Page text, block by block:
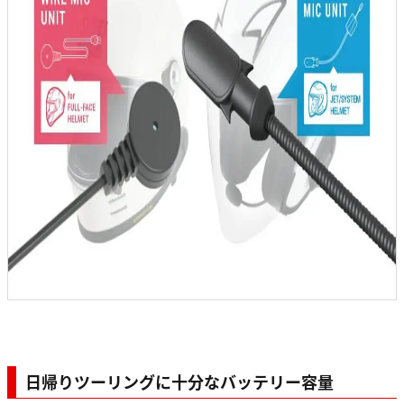
日帰りツーリングに十分なバッテリー容量